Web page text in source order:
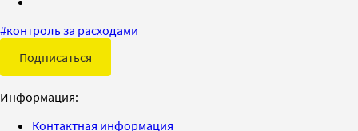
#контроль за расходами
Подписаться
Информация:
Контактная информация